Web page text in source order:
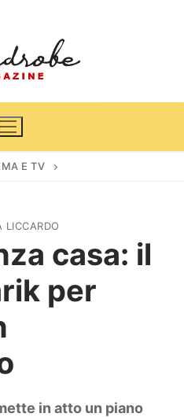
E TV
LICCARDO
casa: il
per
in atto un piano